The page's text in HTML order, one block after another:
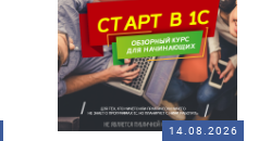
14.08.2026